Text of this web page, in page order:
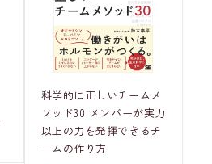
科学的に正しいチームメ
ソッド30 メンバーが実力
以上の力を発揮できるチ
ームの作り方